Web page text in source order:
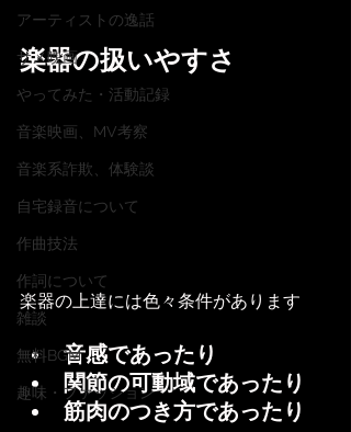
アーティストの逸話
サメ映画
やってみた・活動記録
音楽映画、MV考察
音楽系詐欺、体験談
自宅録音について
作曲技法
作詞について
雑談
無料BGM
趣味・ファッション
楽器の扱いやすさ
楽器の上達には色々条件があります
音感であったり
関節の可動域であったり
筋肉のつき方であったり